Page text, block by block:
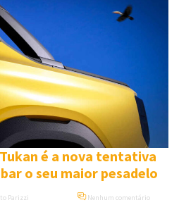
é a nova tentativa
o seu maior pesadelo
Parizzi Nenhum comentário